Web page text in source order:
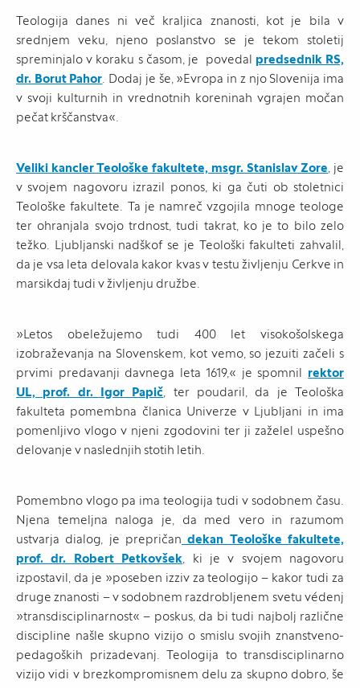
Teologija danes ni več kraljica znanosti, kot je bila v
srednjem veku, njeno poslanstvo se je tekom stoletij
spreminjalo v koraku s časom, je povedal predsednik RS,
dr. Borut Pahor. Dodaj je še, »Evropa in z njo Slovenija ima
v svoji kulturnih in vrednotnih koreninah vgrajen močan
pečat krščanstva«.
Veliki kancler Teološke fakultete, msgr. Stanislav Zore, je
v svojem nagovoru izrazil ponos, ki ga čuti ob stoletnici
Teološke fakultete. Ta je namreč vzgojila mnoge teologe
ter ohranjala svojo trdnost, tudi takrat, ko je to bilo zelo
težko. Ljubljanski nadškof se je Teološki fakulteti zahvalil,
da je vsa leta delovala kakor kvas v testu življenju Cerkve in
marsikdaj tudi v življenju družbe.
»Letos obeležujemo tudi 400 let visokošolskega
izobraževanja na Slovenskem, kot vemo, so jezuiti začeli s
prvimi predavanji davnega leta 1619,« je spomnil rektor
UL, prof. dr. Igor Papič, ter poudaril, da je Teološka
fakulteta pomembna članica Univerze v Ljubljani in ima
pomenljivo vlogo v njeni zgodovini ter ji zaželel uspešno
delovanje v naslednjih stotih letih.
Pomembno vlogo pa ima teologija tudi v sodobnem času.
Njena temeljna naloga je, da med vero in razumom
ustvarja dialog, je prepričan dekan Teološke fakultete,
prof. dr. Robert Petkovšek, ki je v svojem nagovoru
izpostavil, da je »poseben izziv za teologijo – kakor tudi za
druge znanosti – v sodobnem razdrobljenem svetu védenj
»transdisciplinarnost« – poskus, da bi tudi najbolj različne
discipline našle skupno vizijo o smislu svojih znanstveno-
pedagoških prizadevanj. Teologija to transdisciplinarno
vizijo vidi v brezkompromisnem delu za skupno dobro, še